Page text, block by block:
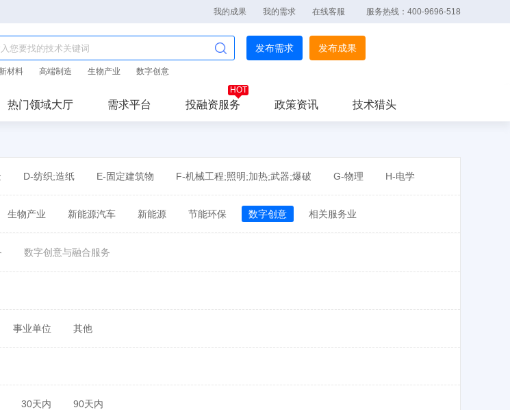
我的成果 我的需求 在线客服 服务热线：400-9696-518
发布需求 发布成果
新材料 高端制造 生物产业 数字创意
热门领域大厅 需求平台 投融资服务 政策资讯 技术猎头
D-纺织;造纸 E-固定建筑物 F-机械工程;照明;加热;武器;爆破 G-物理 H-电学
生物产业 新能源汽车 新能源 节能环保 数字创意 相关服务业
数字创意与融合服务
事业单位 其他
30天内 90天内